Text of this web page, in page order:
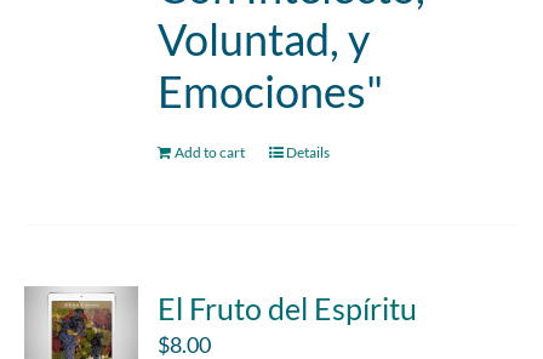
Voluntad, y
Emociones"
Add to cart Details
El Fruto del Espíritu
$8.00